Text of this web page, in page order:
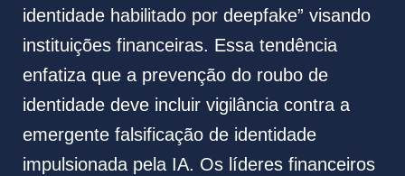
identidade habilitado por deepfake” visando
instituições financeiras. Essa tendência
enfatiza que a prevenção do roubo de
identidade deve incluir vigilância contra a
emergente falsificação de identidade
impulsionada pela IA. Os líderes financeiros